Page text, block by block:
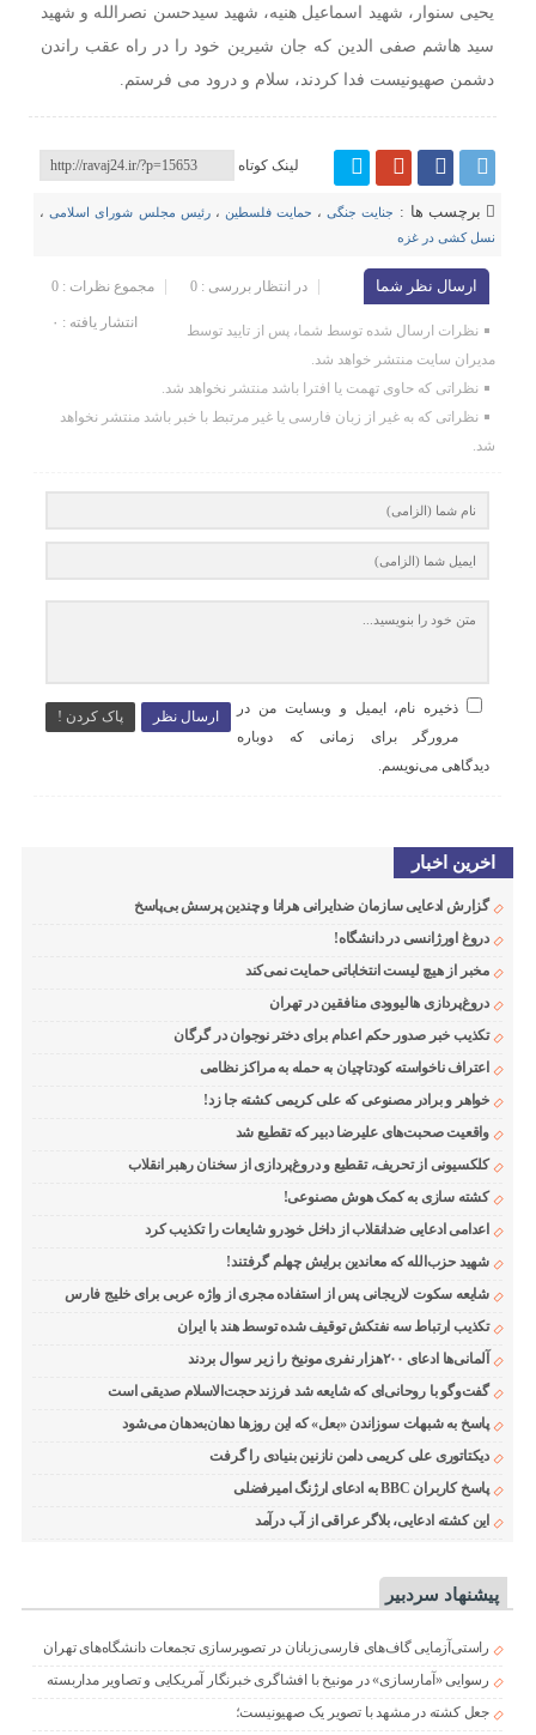
یحیی سنوار، شهید اسماعیل هنیه، شهید سیدحسن نصرالله و شهید
سید هاشم صفی الدین که جان شیرین خود را در راه عقب راندن
دشمن صهیونیست فدا کردند، سلام و درود می فرستم.
لینک کوتاه
برچسب ها : جنایت جنگی، حمایت فلسطین ،رئیس مجلس شورای اسلامی،
نسل کشی در غزه
ارسال نظر شما مجموع نظرات : 0 در انتظار بررسی : 0
انتشار یافته : ۰
نظرات ارسال شده توسط شما، پس از تایید توسط
مدیران سایت منتشر خواهد شد.
نظراتی که حاوی تهمت یا افترا باشد منتشر نخواهد شد.
نظراتی که به غیر از زبان فارسی یا غیر مرتبط با خبر باشد منتشر نخواهد
شد.
ارسال نظر پاک کردن !
ذخیره نام، ایمیل و وبسایت من در
مرورگر برای زمانی که دوباره
دیدگاهی می‌نویسم.
اخرین اخبار
گزارش ادعایی سازمان ضدایرانی هرانا و چندین پرسش بی‌پاسخ
دروغ اورژانسی در دانشگاه!
مخبر از هیچ لیست انتخاباتی حمایت نمی‌کند
دروغ‌پردازی هالیوودی منافقین در تهران
تکذیب خبر صدور حکم اعدام برای دختر نوجوان در گرگان
اعتراف ناخواسته کودتاچیان به حمله به مراکز نظامی
خواهر و برادر مصنوعی که علی کریمی کشته جا زد!
واقعیت صحبت‌های علیرضا دبیر که تقطیع شد
کلکسیونی از تحریف، تقطیع و دروغ‌پردازی از سخنان رهبر انقلاب
کشته سازی به کمک هوش مصنوعی!
اعدامی ادعایی ضدانقلاب از داخل خودرو شایعات را تکذیب کرد
شهید حزب‌الله که معاندین برایش چهلم گرفتند!
شایعه سکوت لاریجانی پس از استفاده مجری از واژه عربی برای خلیج فارس
تکذیب ارتباط سه نفتکش توقیف شده توسط هند با ایران
آلمانی‌ها ادعای ۲۰۰هزار نفری مونیخ را زیر سوال بردند
گفت‌وگو با روحانی‌ای که شایعه شد فرزند حجت‌الاسلام صدیقی است
پاسخ به شبهات سوزاندن «بعل» که این روزها دهان‌به‌دهان می‌شود
دیکتاتوری علی کریمی دامن نازنین بنیادی را گرفت
پاسخ کاربران BBC به ادعای ارژنگ امیرفضلی
این کشته ادعایی، بلاگر عراقی از آب درآمد
پیشنهاد سردبیر
راستی‌آزمایی گاف‌های فارسی‌زبانان در تصویرسازی تجمعات دانشگاه‌های تهران
رسوایی «آمارسازی» در مونیخ با افشاگری خبرنگار آمریکایی و تصاویر مداربسته
جعل کشته در مشهد با تصویر یک صهیونیست؛